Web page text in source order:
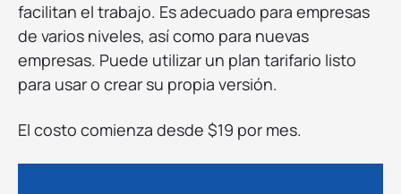
facilitan el trabajo. Es adecuado para empresas
de varios niveles, así como para nuevas
empresas. Puede utilizar un plan tarifario listo
para usar o crear su propia versión.
El costo comienza desde $19 por mes.